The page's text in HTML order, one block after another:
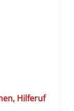
Hilferuf